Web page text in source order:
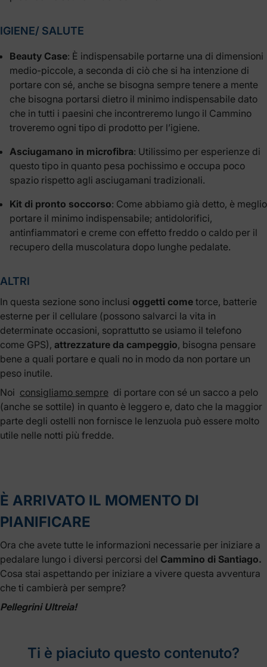
IGIENE/ SALUTE
Beauty Case: È indispensabile portarne una di dimensioni
medio-piccole, a seconda di ciò che si ha intenzione di
portare con sé, anche se bisogna sempre tenere a mente
che bisogna portarsi dietro il minimo indispensabile dato
che in tutti i paesini che incontreremo lungo il Cammino
troveremo ogni tipo di prodotto per l’igiene.
Asciugamano in microfibra: Utilissimo per esperienze di
questo tipo in quanto pesa pochissimo e occupa poco
spazio rispetto agli asciugamani tradizionali.
Kit di pronto soccorso: Come abbiamo già detto, è meglio
portare il minimo indispensabile; antidolorifici,
antinfiammatori e creme con effetto freddo o caldo per il
recupero della muscolatura dopo lunghe pedalate.
ALTRI
In questa sezione sono inclusi oggetti come torce, batterie
esterne per il cellulare (possono salvarci la vita in
determinate occasioni, soprattutto se usiamo il telefono
come GPS), attrezzature da campeggio, bisogna pensare
bene a quali portare e quali no in modo da non portare un
peso inutile.
Noi consigliamo sempre di portare con sé un sacco a pelo
(anche se sottile) in quanto è leggero e, dato che la maggior
parte degli ostelli non fornisce le lenzuola può essere molto
utile nelle notti più fredde.
È ARRIVATO IL MOMENTO DI
PIANIFICARE
Ora che avete tutte le informazioni necessarie per iniziare a
pedalare lungo i diversi percorsi del Cammino di Santiago.
Cosa stai aspettando per iniziare a vivere questa avventura
che ti cambierà per sempre?
Pellegrini Ultreia!
Ti è piaciuto questo contenuto?